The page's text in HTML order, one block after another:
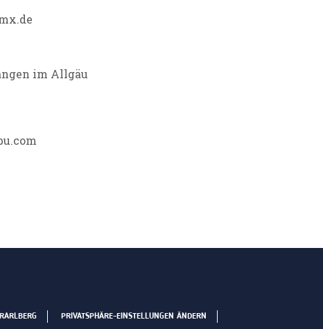
im Allgäu
PRIVATSPHÄRE-EINSTELLUNGEN ÄNDERN